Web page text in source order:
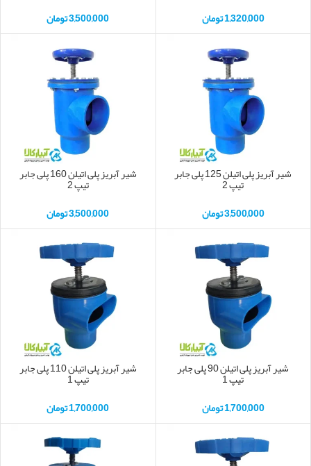
1,320,000تومان
3,500,000تومان
شیر آبریز پلی اتیلن 125 پلی جابر
تیپ 2
3,500,000تومان
شیر آبریز پلی اتیلن 160 پلی جابر
تیپ 2
3,500,000تومان
شیر آبریز پلی اتیلن 90 پلی جابر
تیپ 1
1,700,000تومان
شیر آبریز پلی اتیلن 110 پلی جابر
تیپ 1
1,700,000تومان